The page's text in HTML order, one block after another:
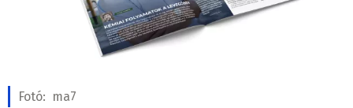
Fotó: ma7